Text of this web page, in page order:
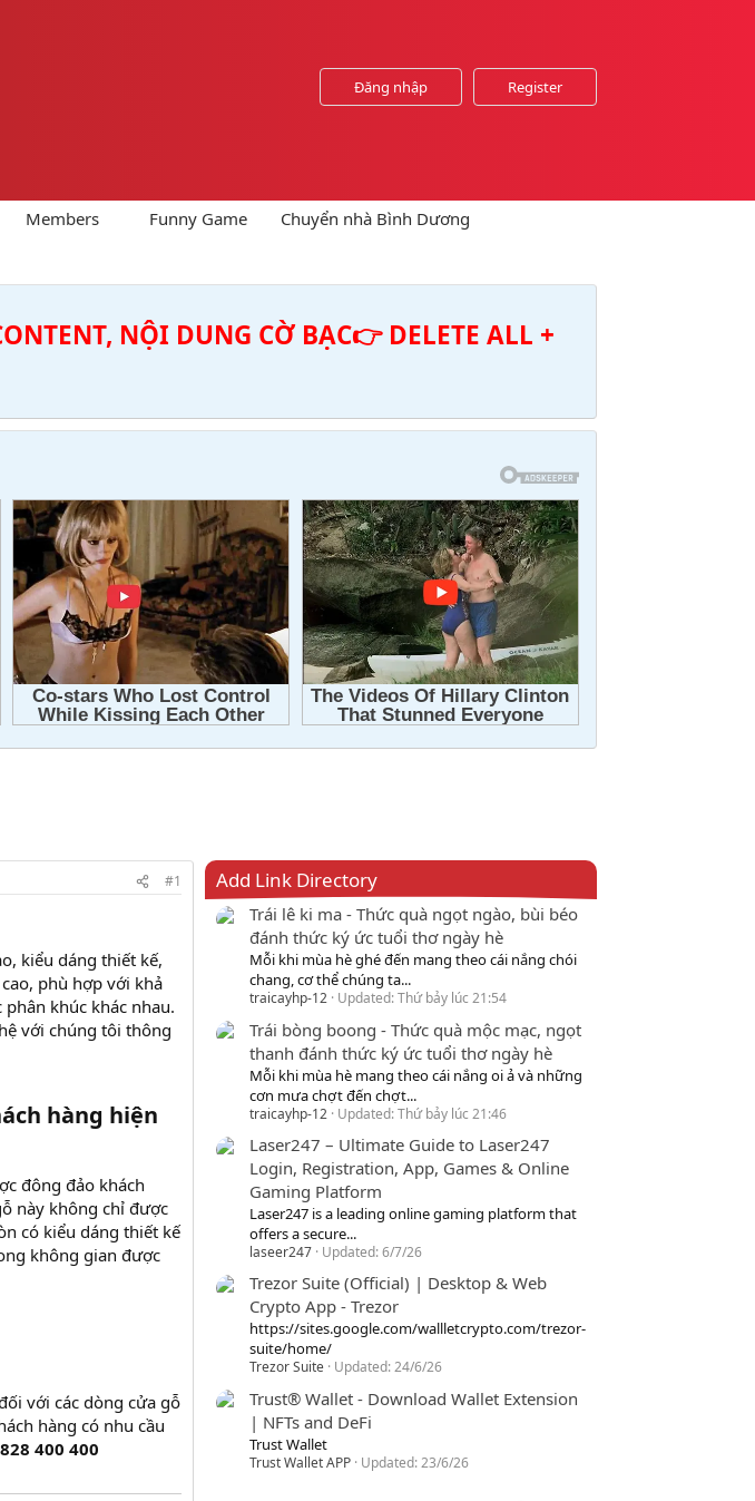
Đăng nhập Register
Members Funny Game Chuyển nhà Bình Dương
NỘI DUNG CỜ BẠC👉 DELETE ALL +
#1
kiểu dáng thiết kế,
phù hợp với khả
khúc khác nhau.
với chúng tôi thông
hàng hiện
đông đảo khách
này không chỉ được
có kiểu dáng thiết kế
không gian được
với các dòng cửa gỗ
hàng có nhu cầu
400 400
Add Link Directory
Trái lê ki ma - Thức quà ngọt ngào, bùi béo
đánh thức ký ức tuổi thơ ngày hè
Mỗi khi mùa hè ghé đến mang theo cái nắng chói
chang, cơ thể chúng ta...
traicayhp-12 Updated:Thứ bảy lúc 21:54
Trái bòng boong - Thức quà mộc mạc, ngọt
thanh đánh thức ký ức tuổi thơ ngày hè
Mỗi khi mùa hè mang theo cái nắng oi ả và những
cơn mưa chợt đến chợt...
traicayhp-12 Updated:Thứ bảy lúc 21:46
Laser247 – Ultimate Guide to Laser247
Login, Registration, App, Games & Online
Gaming Platform
Laser247 is a leading online gaming platform that
offers a secure...
laseer247 Updated:6/7/26
Trezor Suite (Official) | Desktop & Web
Crypto App - Trezor
https://sites.google.com/wallletcrypto.com/trezor-
suite/home/
Trezor Suite Updated:24/6/26
Trust® Wallet - Download Wallet Extension
| NFTs and DeFi
Trust Wallet
Trust Wallet APP Updated:23/6/26